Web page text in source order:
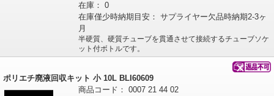
在庫： 0
在庫僅少時納期目安： サプライヤー欠品時納期2-3ヶ
月
半硬質、硬質チューブを貫通させて接続するチューブソケ
ット付ボトルです。
ポリエチ廃液回収キット 小 10L BLI60609
商品コード： 0007 21 44 02